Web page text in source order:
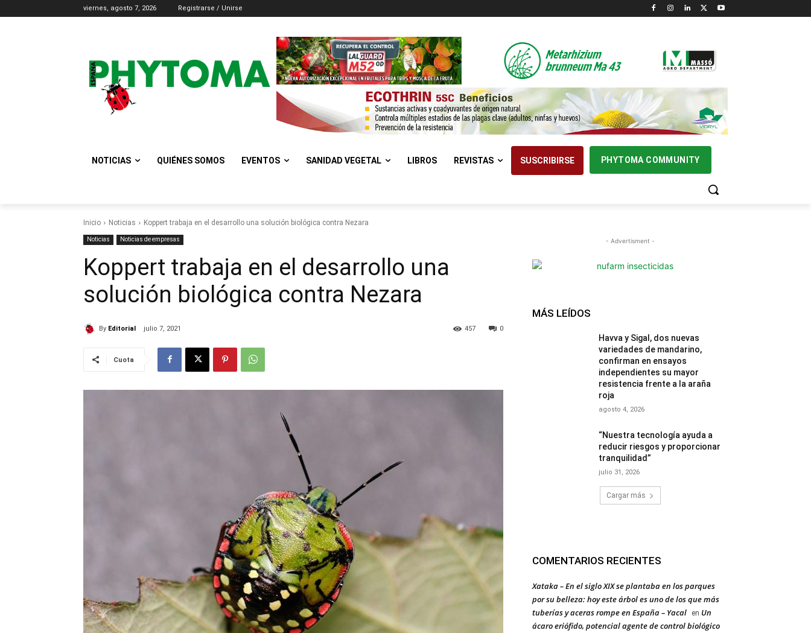
viernes, agosto 7, 2026 Registrarse / Unirse
NOTICIAS QUIÉNES SOMOS EVENTOS SANIDAD VEGETAL LIBROS REVISTAS SUSCRIBIRSE PHYTOMA COMMUNITY
Inicio Noticias Koppert trabaja en el desarrollo una solución biológica contra Nezara
Noticias Noticias de empresas
Koppert trabaja en el desarrollo una
solución biológica contra Nezara
By Editorial julio 7, 2021 0
457
Cuota
- Advertisment -
MÁS LEÍDOS
Havva y Sigal, dos nuevas
variedades de mandarino,
confirman en ensayos
independientes su mayor
resistencia frente a la araña
roja
agosto 4, 2026
“Nuestra tecnología ayuda a
reducir riesgos y proporcionar
tranquilidad”
julio 31, 2026
Cargar más
COMENTARIOS RECIENTES
Xataka – En el siglo XIX se plantaba en los parques
por su belleza: hoy este árbol es uno de los que más
tuberías y aceras rompe en España – Yacal
en Un
ácaro eriófido, potencial agente de control biológico